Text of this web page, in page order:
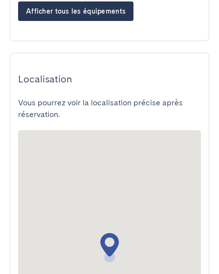
Afficher tous les équipements
Localisation
Vous pourrez voir la localisation précise après
réservation.